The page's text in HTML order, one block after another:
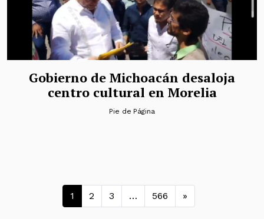
Gobierno de Michoacán desaloja
centro cultural en Morelia
Pie de Página
Navegación de entradas
1 2 3 … 566 »